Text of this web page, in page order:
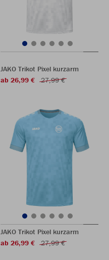
JAKO Trikot Pixel kurzarm
ab 26,99 €
27,99 €
JAKO Trikot Pixel kurzarm
ab 26,99 €
27,99 €